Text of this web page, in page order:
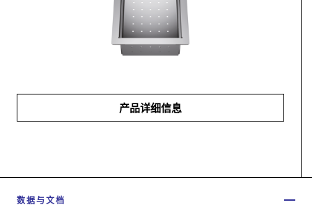
产品详细信息
数据与文档